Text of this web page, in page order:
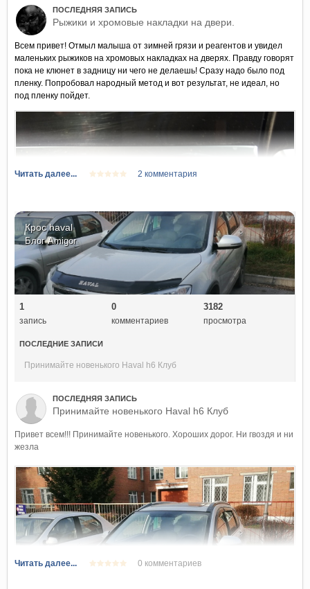
ПОСЛЕДНЯЯ ЗАПИСЬ
Рыжики и хромовые накладки на двери.
Всем привет! Отмыл малыша от зимней грязи и реагентов и увидел
маленьких рыжиков на хромовых накладках на дверях. Правду говорят
пока не клюнет в задницу ни чего не делаешь! Сразу надо было под
пленку. Попробовал народный метод и вот результат, не идеал, но
под пленку пойдет.
Читать далее... 2 комментария
Крос haval
БлогAmigor
1
запись
0
комментариев
3182
просмотра
ПОСЛЕДНИЕ ЗАПИСИ
Принимайте новенького Haval h6 Клуб
ПОСЛЕДНЯЯ ЗАПИСЬ
Принимайте новенького Haval h6 Клуб
Привет всем!!! Принимайте новенького. Хороших дорог. Ни гвоздя и ни
жезла
Читать далее... 0 комментариев